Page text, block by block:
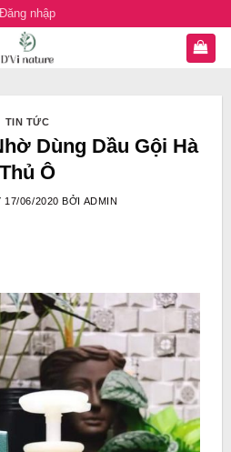
Đăng nhập
TIN TỨC
Dùng Dầu Gội Hà
Thủ Ô
17/06/2020 BỞI ADMIN